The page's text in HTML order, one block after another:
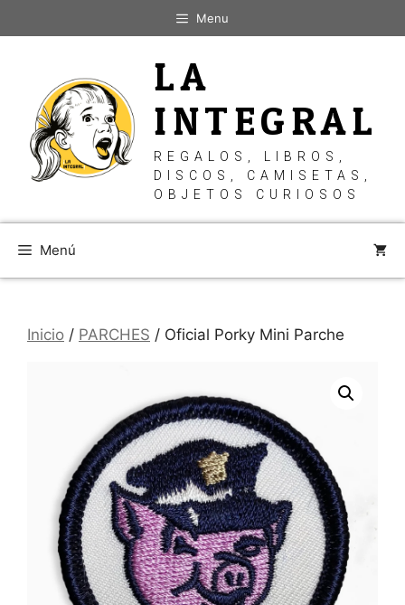
al
Menu
LA
INTEGRAL
REGALOS, LIBROS,
DISCOS, CAMISETAS,
OBJETOS CURIOSOS
Menú
Inicio / PARCHES / Oficial Porky Mini Parche